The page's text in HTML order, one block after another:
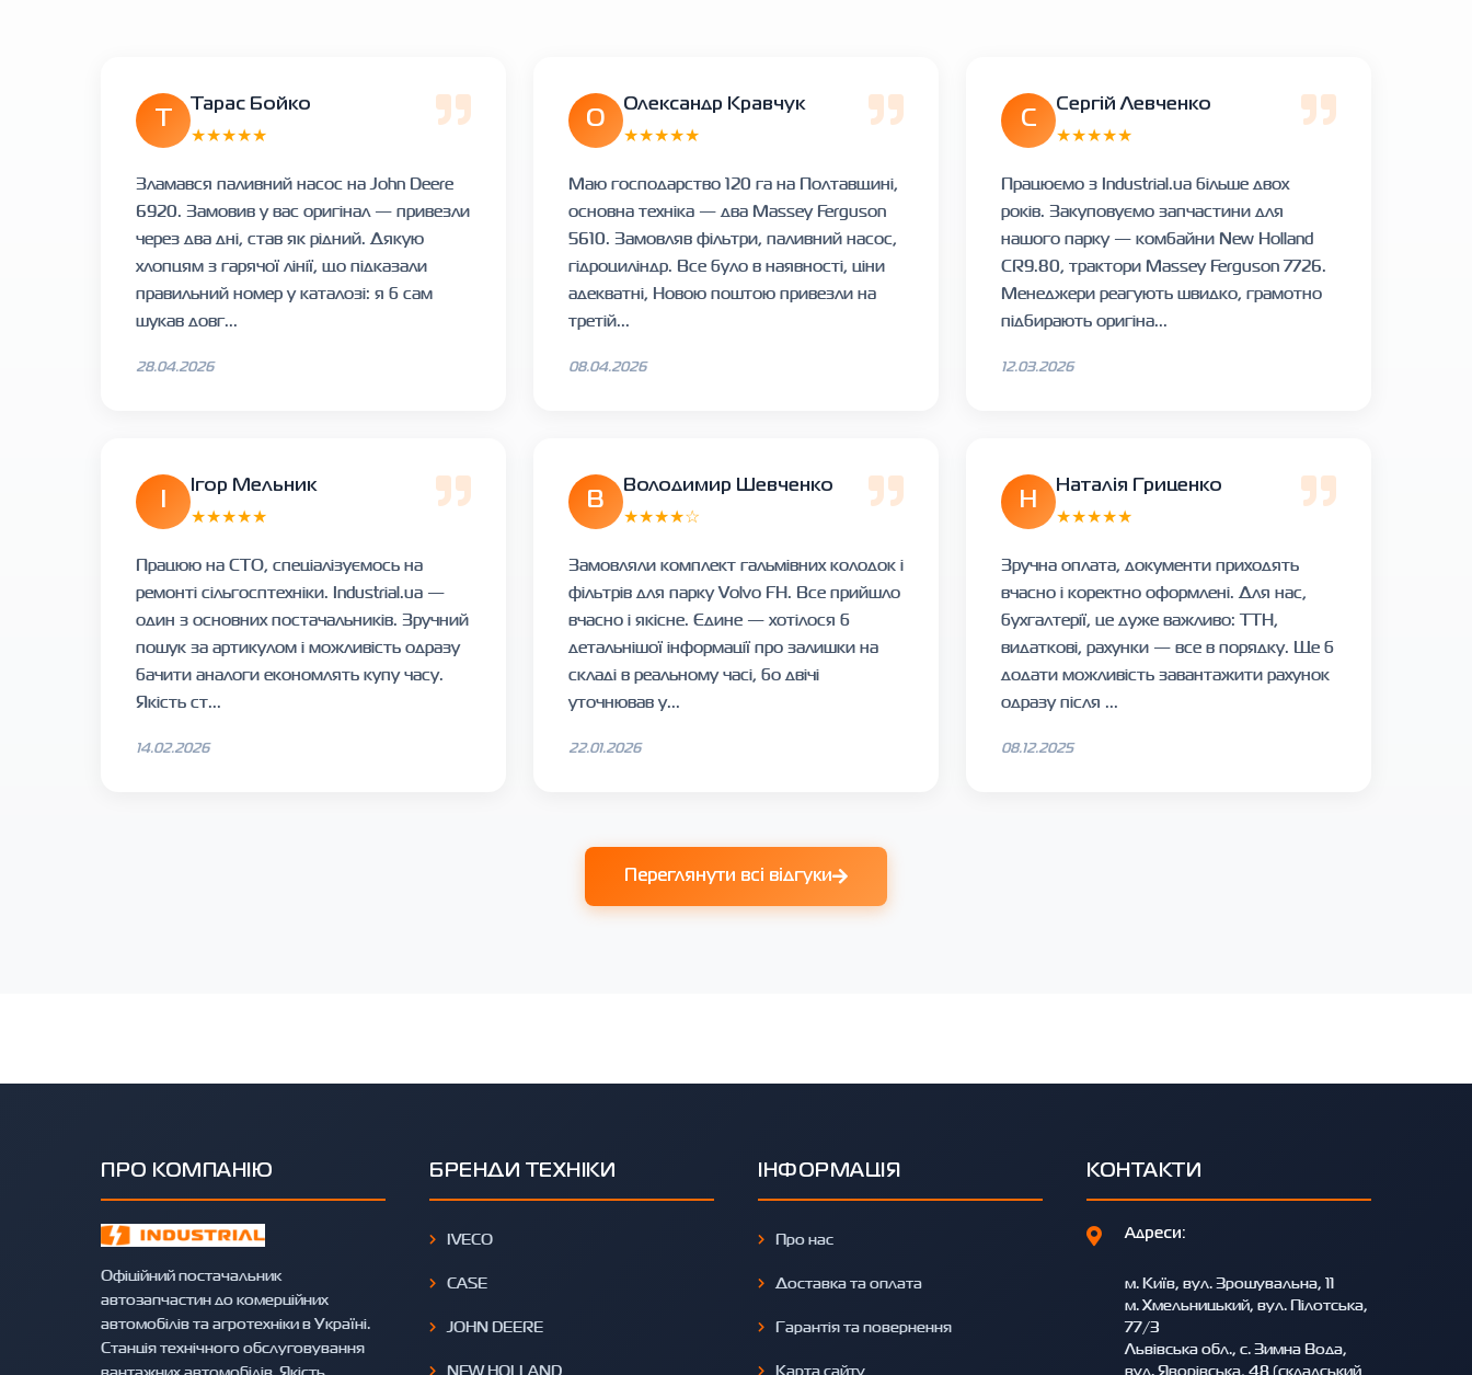
Тарас Бойко
★★★★★
Зламався паливний насос на John Deere
6920. Замовив у вас оригінал — привезли
через два дні, став як рідний. Дякую
хлопцям з гарячої лінії, що підказали
правильний номер у каталозі: я б сам
шукав довг...
28.04.2026
О
Олександр Кравчук
★★★★★
Маю господарство 120 га на Полтавщині,
основна техніка — два Massey Ferguson
5610. Замовляв фільтри, паливний насос,
гідроциліндр. Все було в наявності, ціни
адекватні, Новою поштою привезли на
третій...
08.04.2026
С
Сергій Левченко
★★★★★
Працюємо з Industrial.ua більше двох
років. Закуповуємо запчастини для
нашого парку — комбайни New Holland
CR9.80, трактори Massey Ferguson 7726.
Менеджери реагують швидко, грамотно
підбирають оригіна...
12.03.2026
Ігор Мельник
★★★★★
Працюю на СТО, спеціалізуємось на
ремонті сільгосптехніки. Industrial.ua —
один з основних постачальників. Зручний
пошук за артикулом і можливість одразу
бачити аналоги економлять купу часу.
Якість ст...
14.02.2026
В
Володимир Шевченко
★★★★☆
Замовляли комплект гальмівних колодок і
фільтрів для парку Volvo FH. Все прийшло
вчасно і якісне. Єдине — хотілося б
детальнішої інформації про залишки на
складі в реальному часі, бо двічі
уточнював у...
22.01.2026
Н
Наталія Гриценко
★★★★★
Зручна оплата, документи приходять
вчасно і коректно оформлені. Для нас,
бухгалтерії, це дуже важливо: ТТН,
видаткові, рахунки — все в порядку. Ще б
додати можливість завантажити рахунок
одразу після ...
08.12.2025
Переглянути всі відгуки
ПРО КОМПАНІЮ
Офіційний постачальник
автозапчастин до комерційних
автомобілів та агротехніки в Україні.
Станція технічного обслуговування
БРЕНДИ ТЕХНІКИ
IVECO
CASE
JOHN DEERE
NEW HOLLAND
ІНФОРМАЦІЯ
Про нас
Доставка та оплата
Гарантія та повернення
Карта сайту
КОНТАКТИ
Адреси:
м. Київ, вул. Зрошувальна, 11
м. Хмельницький, вул. Пілотська,
77/3
Львівська обл., с. Зимна Вода,
вул. Яворівська, 48 (складський